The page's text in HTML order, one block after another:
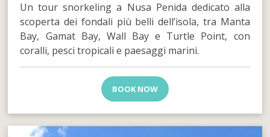
Un tour snorkeling a Nusa Penida dedicato alla
scoperta dei fondali più belli dell’isola, tra Manta
Bay, Gamat Bay, Wall Bay e Turtle Point, con
coralli, pesci tropicali e paesaggi marini.
BOOK NOW